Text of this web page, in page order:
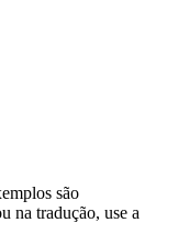
são
na tradução, use a